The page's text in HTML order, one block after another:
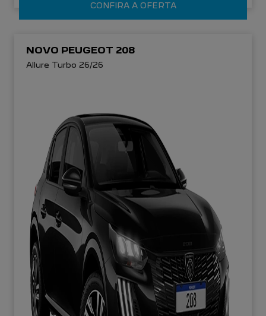
CONFIRA A OFERTA
NOVO PEUGEOT 208
Allure Turbo 26/26